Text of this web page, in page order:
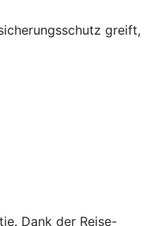
greift,
Dank der Reise-